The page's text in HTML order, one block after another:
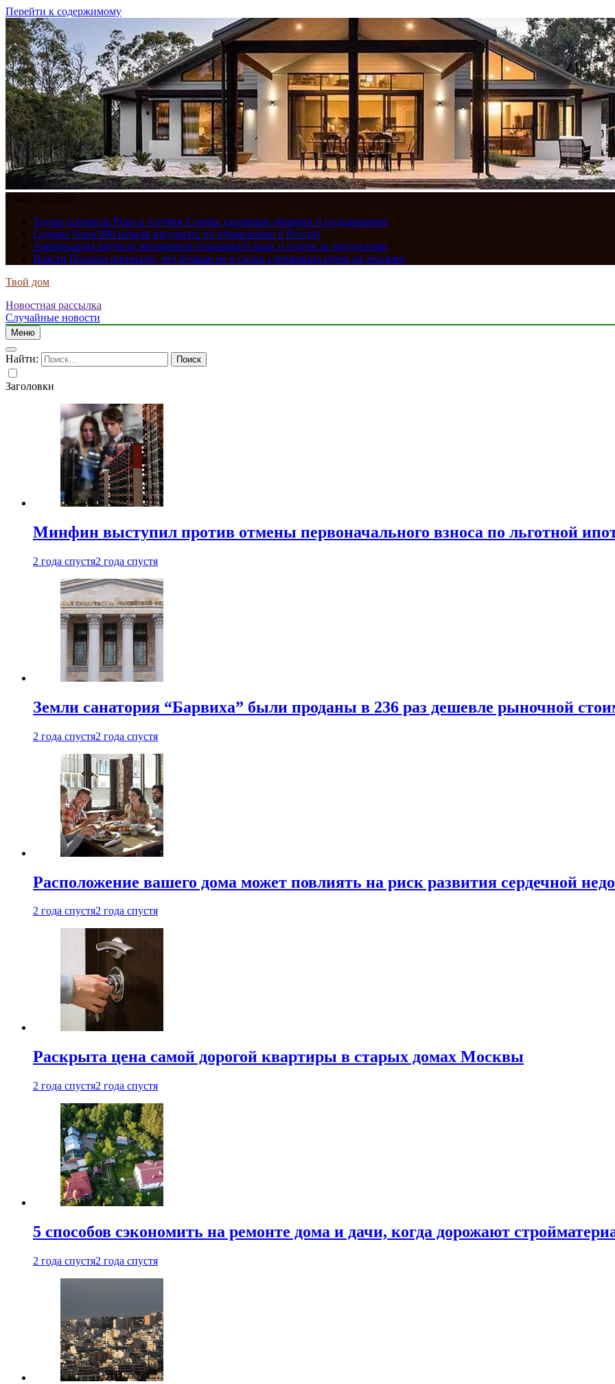
Перейти к содержимому
9 августа, 2026
Toyota освежила Prius и хэтчбек Corolla: скромные обновки и подорожание
Седаны Senat 900 начали продавать по объявлению в России
Американцы научили автомобиль показывать язык и ездить за продуктами
Власти Польши признали, что больше не в силах сдерживать цены на топливо
Твой дом
Новостная рассылка
Случайные новости
Меню
Найти:
Заголовки
Минфин выступил против отмены первоначального взноса по льготной
2 года спустя2 года спустя
Земли санатория “Барвиха” были проданы в 236 раз дешевле рыночной
2 года спустя2 года спустя
Расположение вашего дома может повлиять на риск развития сердечной
2 года спустя2 года спустя
Раскрыта цена самой дорогой квартиры в старых домах Москвы
2 года спустя2 года спустя
5 способов сэкономить на ремонте дома и дачи, когда дорожают
2 года спустя2 года спустя